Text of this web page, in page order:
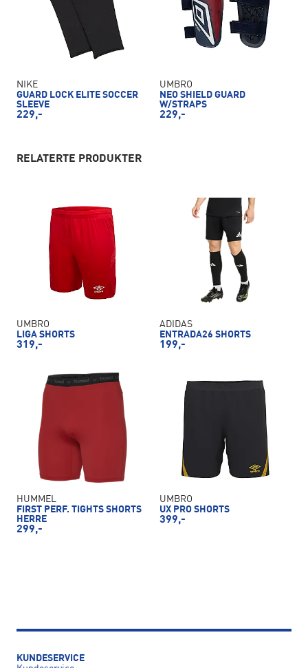
NIKE
GUARD LOCK ELITE SOCCER
SLEEVE
229,-
UMBRO
NEO SHIELD GUARD
W/STRAPS
229,-
RELATERTE PRODUKTER
UMBRO
LIGA SHORTS
319,-
ADIDAS
ENTRADA26 SHORTS
199,-
HUMMEL
FIRST PERF. TIGHTS SHORTS
HERRE
299,-
UMBRO
UX PRO SHORTS
399,-
KUNDESERVICE